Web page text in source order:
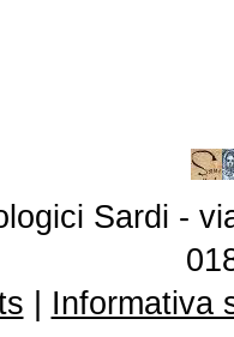
Sardi -
Informativa